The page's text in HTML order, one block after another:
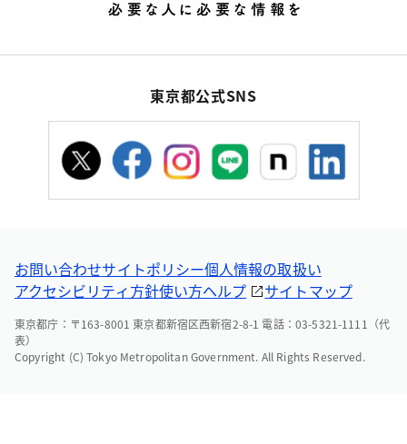
東京都公式SNS
お問い合わせサイトポリシー個人情報の取扱い
アクセシビリティ方針使い方ヘルプ サイトマップ
東京都庁：〒163-8001 東京都新宿区西新宿2-8-1 電話：03-5321-1111（代
表）
Copyright (C) Tokyo Metropolitan Government. All Rights Reserved.